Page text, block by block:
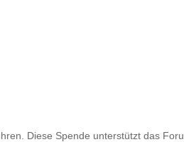
Diese Spende unterstützt das